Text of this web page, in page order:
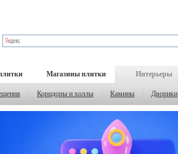
Магазины плитки Интерьеры
Коридоры и холлы Камины Дворики